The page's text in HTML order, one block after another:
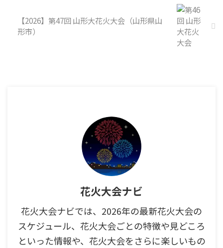
【2026】第47回 山形大花火大会（山形県山
形市）
花火大会ナビ
花火大会ナビでは、2026年の最新花火大会の
スケジュール、花火大会ごとの特徴や見どころ
といった情報や、花火大会をさらに楽しいもの